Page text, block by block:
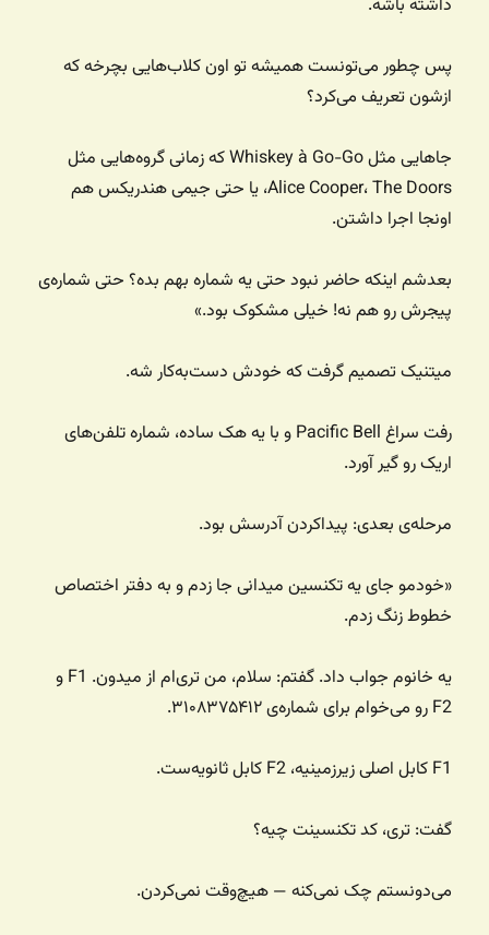
داشته باشه.
پس چطور می‌تونست همیشه تو اون کلاب‌هایی بچرخه که
ازشون تعریف می‌کرد؟
جاهایی مثل Whiskey à Go-Go که زمانی گروه‌هایی مثل
Alice Cooper، The Doors، یا حتی جیمی هندریکس هم
اونجا اجرا داشتن.
بعدشم اینکه حاضر نبود حتی یه شماره‌ بهم بده؟ حتی شماره‌ی
پیجرش رو هم نه! خیلی مشکوک بود.»
میتنیک تصمیم گرفت که خودش دست‌به‌کار شه.
رفت سراغ Pacific Bell و با یه هک ساده، شماره تلفن‌های
اریک رو گیر آورد.
مرحله‌ی بعدی: پیداکردن آدرسش بود.
«خودمو جای یه تکنسین میدانی جا زدم و به دفتر اختصاص
خطوط زنگ زدم.
یه خانوم جواب داد. گفتم: سلام، من تری‌ام از میدون. F1 و
F2 رو می‌خوام برای شماره‌ی ۳۱۰۸۳۷۵۴۱۲.
F1 کابل اصلی زیرزمینیه، F2 کابل ثانویه‌ست.
گفت: تری، کد تکنسینت چیه؟
می‌دونستم چک نمی‌کنه — هیچ‌وقت نمی‌کردن.